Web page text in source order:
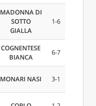
MADONNA DI
SOTTO
GIALLA
1-6
COGNENTESE
BIANCA
6-7
MONARI NASI 3-1